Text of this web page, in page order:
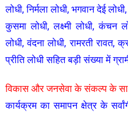
लोधी, निर्मला लोधी, भगवान देई
कुसमा लोधी, लक्ष्मी लोधी, कंचन
लोधी, वंदना लोधी, रामरती रावत,
प्रीति लोधी सहित बड़ी संख्या में
विकास और जनसेवा के संकल्प के
कार्यक्रम का समापन क्षेत्र के